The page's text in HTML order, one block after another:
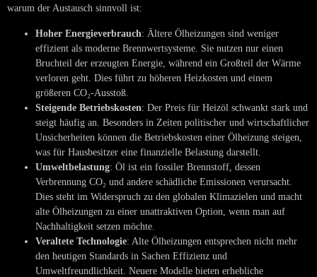
warum der Austausch sinnvoll ist:
Hoher Energieverbrauch: Ältere Ölheizungen sind weniger
effizient als moderne Brennwertsysteme. Sie nutzen nur einen
Bruchteil der erzeugten Energie, während ein Großteil der Wärme
verloren geht. Dies führt zu höheren Heizkosten und einem
größeren CO₂-Ausstoß.
Steigende Betriebskosten: Der Preis für Heizöl schwankt stark und
steigt häufig an. Besonders in Zeiten politischer und wirtschaftlicher
Unsicherheiten können die Betriebskosten einer Ölheizung steigen,
was für Hausbesitzer eine finanzielle Belastung darstellt.
Umweltbelastung: Öl ist ein fossiler Brennstoff, dessen
Verbrennung CO₂ und andere schädliche Emissionen verursacht.
Dies steht im Widerspruch zu den globalen Klimazielen und macht
alte Ölheizungen zu einer unattraktiven Option, wenn man auf
Nachhaltigkeit setzen möchte.
Veraltete Technologie: Alte Ölheizungen entsprechen nicht mehr
den heutigen Standards in Sachen Effizienz und
Umweltfreundlichkeit. Neuere Modelle bieten erhebliche